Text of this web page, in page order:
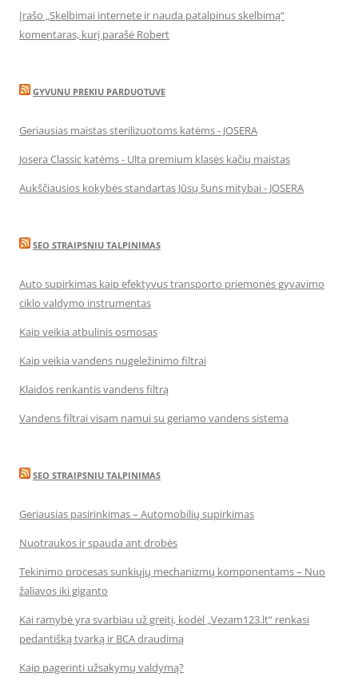
Įrašo „Skelbimai internete ir nauda patalpinus skelbimą“
komentaras, kurį parašė Robert
GYVUNU PREKIU PARDUOTUVE
Geriausias maistas sterilizuotoms katėms - JOSERA
Josera Classic katėms - Ulta premium klasės kačių maistas
Aukščiausios kokybės standartas Jūsų šuns mitybai - JOSERA
SEO STRAIPSNIU TALPINIMAS
Auto supirkimas kaip efektyvus transporto priemonės gyvavimo
ciklo valdymo instrumentas
Kaip veikia atbulinis osmosas
Kaip veikia vandens nugeležinimo filtrai
Klaidos renkantis vandens filtrą
Vandens filtrai visam namui su geriamo vandens sistema
SEO STRAIPSNIU TALPINIMAS
Geriausias pasirinkimas – Automobilių supirkimas
Nuotraukos ir spauda ant drobės
Tekinimo procesas sunkiųjų mechanizmų komponentams – Nuo
žaliavos iki giganto
Kai ramybė yra svarbiau už greitį, kodėl „Vezam123.lt“ renkasi
pedantišką tvarką ir BCA draudimą
Kaip pagerinti užsakymų valdymą?